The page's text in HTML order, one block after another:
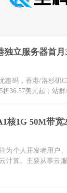
立服务器首月
惠码，香港/洛杉矶
36.57美元起；站群
核1G 50M带宽
为个人开发者用户
计算。主要从事云